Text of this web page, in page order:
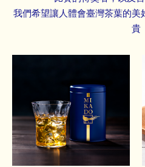
我們希望讓人體會臺灣茶葉的美
貴